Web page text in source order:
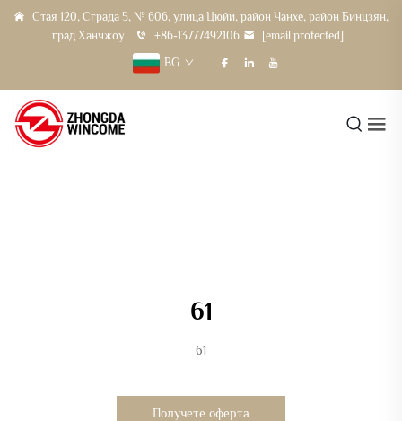
Стая 120, Сграда 5, № 606, улица Цюйи, район Чанхе, район Бинцзян,
град Ханчжоу
+86-13777492106
[email protected]
BG
61
61
Получете оферта